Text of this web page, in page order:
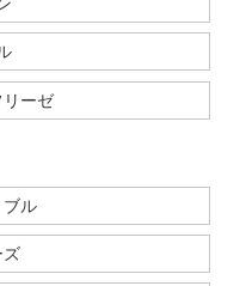
リーゼ
ブル
ズ